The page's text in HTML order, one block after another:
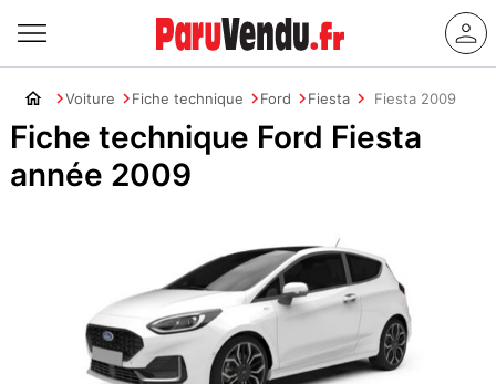
Voiture Fiche technique Ford Fiesta Fiesta 2009
Fiche technique Ford Fiesta
année 2009